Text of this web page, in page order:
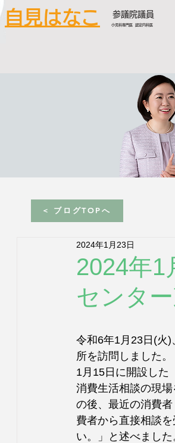
自見はなこ 参議院議員
小児科専門医 認定内科医
2024年
センタ
2024年1月23日
令和6年1月23日(火
所を訪問しました。
1月15日に開設した
消費生活相談の現
の後、最近の消費
費者から直接相談
い。」と述べました
< ブログTOPへ